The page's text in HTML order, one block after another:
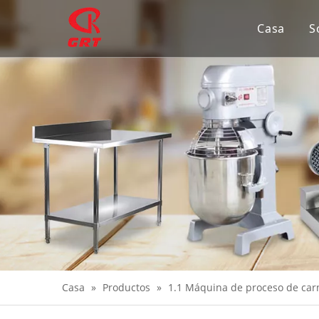
Casa
Casa » Productos » 1.1 Máquina de proceso de